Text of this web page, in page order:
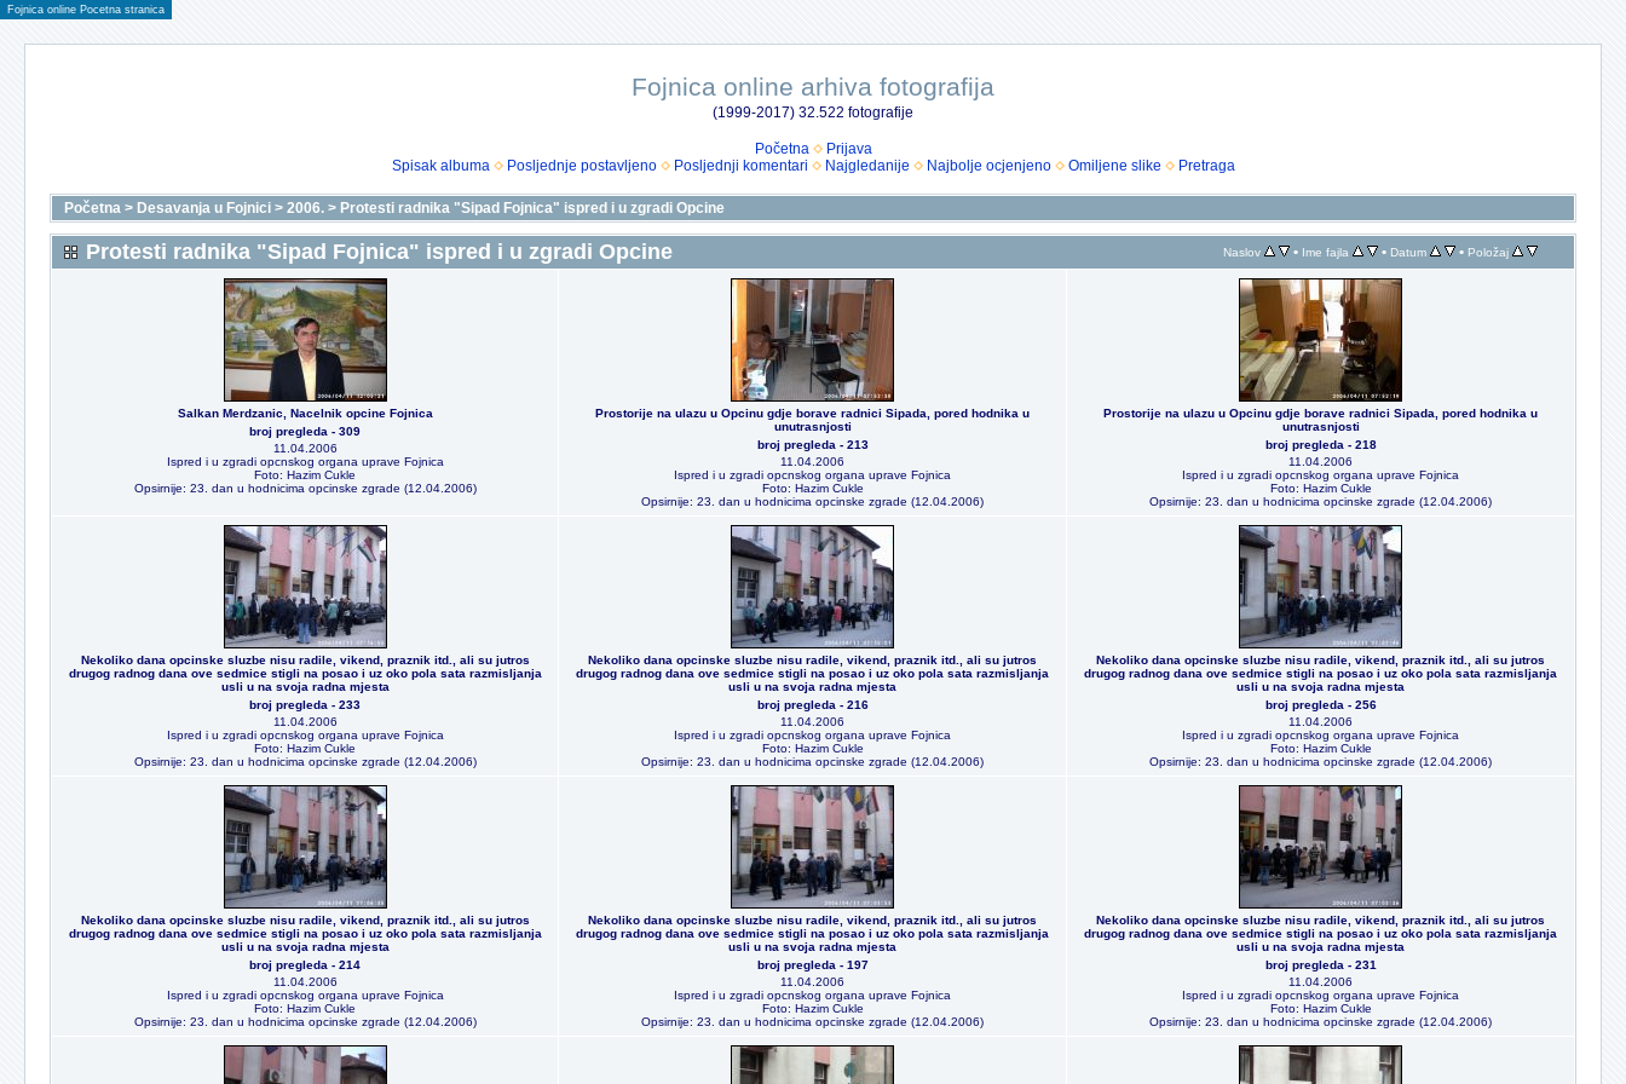
Fojnica online Pocetna stranica
Fojnica online arhiva fotografija
(1999-2017) 32.522 fotografije
Početna
Prijava
Spisak albuma
Posljednje postavljeno Posljednji komentari Najgledanije Najbolje ocjenjeno Omiljene slike Pretraga
Početna > Desavanja u Fojnici > 2006. > Protesti radnika "Sipad Fojnica" ispred i u zgradi Opcine
Protesti radnika "Sipad Fojnica" ispred i u zgradi Opcine Naslov • Ime fajla • Datum • Položaj
Salkan Merdzanic, Nacelnik opcine Fojnica
broj pregleda - 309
11.04.2006
Ispred i u zgradi opcnskog organa uprave Fojnica
Foto: Hazim Cukle
Opsirnije: 23. dan u hodnicima opcinske zgrade (12.04.2006)
Prostorije na ulazu u Opcinu gdje borave radnici Sipada, pored hodnika u
unutrasnjosti
broj pregleda - 213
11.04.2006
Ispred i u zgradi opcnskog organa uprave Fojnica
Foto: Hazim Cukle
Opsirnije: 23. dan u hodnicima opcinske zgrade (12.04.2006)
Prostorije na ulazu u Opcinu gdje borave radnici Sipada, pored hodnika u
unutrasnjosti
broj pregleda - 218
11.04.2006
Ispred i u zgradi opcnskog organa uprave Fojnica
Foto: Hazim Cukle
Opsirnije: 23. dan u hodnicima opcinske zgrade (12.04.2006)
Nekoliko dana opcinske sluzbe nisu radile, vikend, praznik itd., ali su jutros
drugog radnog dana ove sedmice stigli na posao i uz oko pola sata razmisljanja
usli u na svoja radna mjesta
broj pregleda - 233
11.04.2006
Ispred i u zgradi opcnskog organa uprave Fojnica
Foto: Hazim Cukle
Opsirnije: 23. dan u hodnicima opcinske zgrade (12.04.2006)
Nekoliko dana opcinske sluzbe nisu radile, vikend, praznik itd., ali su jutros
drugog radnog dana ove sedmice stigli na posao i uz oko pola sata razmisljanja
usli u na svoja radna mjesta
broj pregleda - 216
11.04.2006
Ispred i u zgradi opcnskog organa uprave Fojnica
Foto: Hazim Cukle
Opsirnije: 23. dan u hodnicima opcinske zgrade (12.04.2006)
Nekoliko dana opcinske sluzbe nisu radile, vikend, praznik itd., ali su jutros
drugog radnog dana ove sedmice stigli na posao i uz oko pola sata razmisljanja
usli u na svoja radna mjesta
broj pregleda - 256
11.04.2006
Ispred i u zgradi opcnskog organa uprave Fojnica
Foto: Hazim Cukle
Opsirnije: 23. dan u hodnicima opcinske zgrade (12.04.2006)
Nekoliko dana opcinske sluzbe nisu radile, vikend, praznik itd., ali su jutros
drugog radnog dana ove sedmice stigli na posao i uz oko pola sata razmisljanja
usli u na svoja radna mjesta
broj pregleda - 214
11.04.2006
Ispred i u zgradi opcnskog organa uprave Fojnica
Foto: Hazim Cukle
Opsirnije: 23. dan u hodnicima opcinske zgrade (12.04.2006)
Nekoliko dana opcinske sluzbe nisu radile, vikend, praznik itd., ali su jutros
drugog radnog dana ove sedmice stigli na posao i uz oko pola sata razmisljanja
usli u na svoja radna mjesta
broj pregleda - 197
11.04.2006
Ispred i u zgradi opcnskog organa uprave Fojnica
Foto: Hazim Cukle
Opsirnije: 23. dan u hodnicima opcinske zgrade (12.04.2006)
Nekoliko dana opcinske sluzbe nisu radile, vikend, praznik itd., ali su jutros
drugog radnog dana ove sedmice stigli na posao i uz oko pola sata razmisljanja
usli u na svoja radna mjesta
broj pregleda - 231
11.04.2006
Ispred i u zgradi opcnskog organa uprave Fojnica
Foto: Hazim Cukle
Opsirnije: 23. dan u hodnicima opcinske zgrade (12.04.2006)